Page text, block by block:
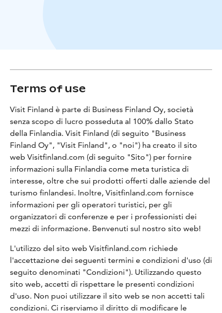
Terms of use
Visit Finland è parte di Business Finland Oy, società
senza scopo di lucro posseduta al 100% dallo Stato
della Finlandia. Visit Finland (di seguito "Business
Finland Oy", "Visit Finland", o "noi") ha creato il sito
web Visitfinland.com (di seguito "Sito") per fornire
informazioni sulla Finlandia come meta turistica di
interesse, oltre che sui prodotti offerti dalle aziende del
turismo finlandesi. Inoltre, Visitfinland.com fornisce
informazioni per gli operatori turistici, per gli
organizzatori di conferenze e per i professionisti dei
mezzi di informazione. Benvenuti sul nostro sito web!
L'utilizzo del sito web Visitfinland.com richiede
l'accettazione dei seguenti termini e condizioni d'uso (di
seguito denominati "Condizioni"). Utilizzando questo
sito web, accetti di rispettare le presenti condizioni
d'uso. Non puoi utilizzare il sito web se non accetti tali
condizioni. Ci riserviamo il diritto di modificare le